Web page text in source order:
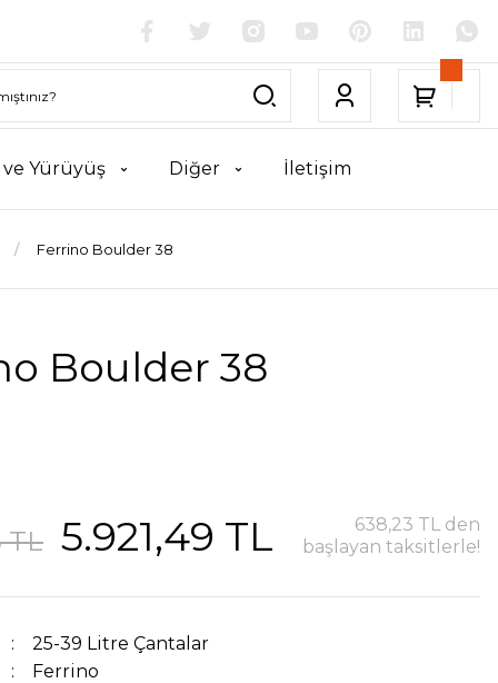
ve Yürüyüş Diğer İletişim
Ferrino Boulder 38
Boulder 38
TL 5.921,49 TL
638,23 TL den
başlayan taksitlerle!
25-39 Litre Çantalar
Ferrino